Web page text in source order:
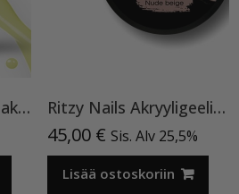
Ritzy Nails Lac geelilakka ”Neon Yellow”119 , 9ml TPO vapaa Ritzy Nails Akryyligeeli “Nude Beige”,56ml TPO vapaa
45,00 € Sis. Alv 25,5%
Lisää ostoskoriin